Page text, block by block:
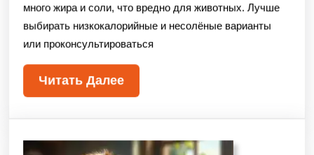
много жира и соли, что вредно для животных. Лучше
выбирать низкокалорийные и несолёные варианты
или проконсультироваться
Читать Далее